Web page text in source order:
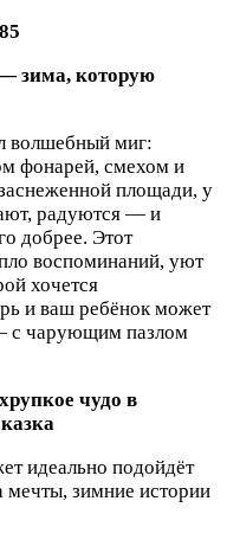
зима, которую
волшебный миг:
фонарей, смехом и
площади, у
радуются — и
добрее. Этот
воспоминаний, уют
хочется
и ваш ребёнок может
с чарующим пазлом
чудо в
идеально подойдёт
мечты, зимние истории